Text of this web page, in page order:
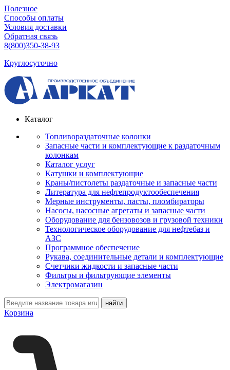
Полезное
Способы оплаты
Условия доставки
Обратная связь
8(800)350-38-93
Круглосуточно
Каталог
Топливораздаточные колонки
Запасные части и комплектующие к раздаточным
колонкам
Каталог услуг
Катушки и комплектующие
Краны/пистолеты раздаточные и запасные части
Литература для нефтепродуктообеспечения
Мерные инструменты, пасты, пломбираторы
Насосы, насосные агрегаты и запасные части
Оборудование для бензовозов и грузовой техники
Технологическое оборудование для нефтебаз и
АЗС
Программное обеспечение
Рукава, соединительные детали и комплектующие
Счетчики жидкости и запасные части
Фильтры и фильтрующие элементы
Электромагазин
Корзина